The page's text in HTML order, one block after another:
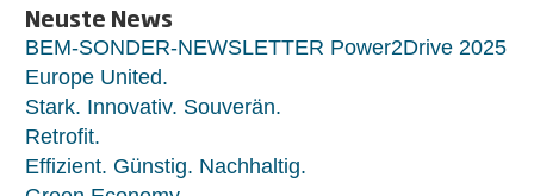
Neuste News
BEM-SONDER-NEWSLETTER Power2Drive 2025
Europe United.
Stark. Innovativ. Souverän.
Retrofit.
Effizient. Günstig. Nachhaltig.